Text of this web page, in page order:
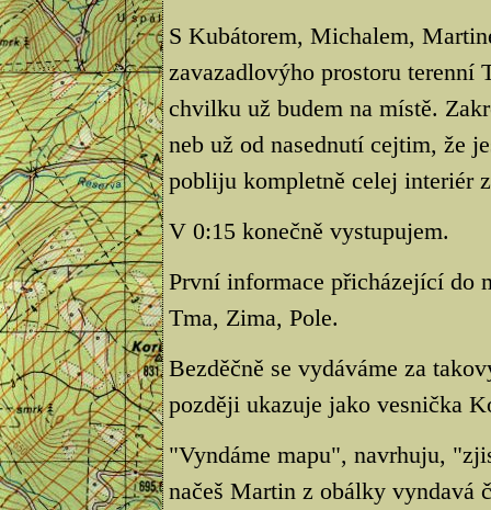
S Kubátorem, Michalem,
zavazadlovýho prostoru terenní
chvilku už budem na místě.
neb už od nasednutí cejtim, že
pobliju kompletně celej interiér
V 0:15 konečně vystupujem.
První informace přicházející do
Tma, Zima, Pole.
Bezděčně se vydáváme za
později ukazuje jako vesnička
"Vyndáme mapu", navrhuju,
načeš Martin z obálky vyndavá